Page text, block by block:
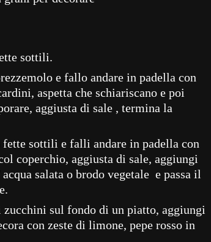
sottili.
e fallo andare in padella con
aspetta che schiariscano e poi
aggiusta di sale , termina la
sottili e falli andare in padella con
coperchio, aggiusta di sale, aggiungi
salata o brodo vegetale e passa il
zucchini sul fondo di un piatto, aggiungi
con zeste di limone, pepe rosso in